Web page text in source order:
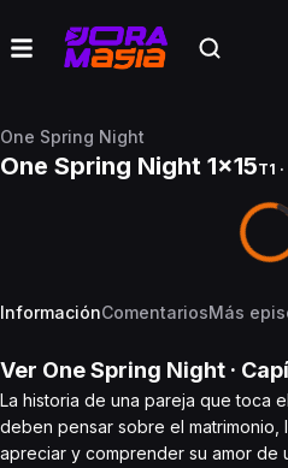
One Spring Night
One Spring Night 1x15T1
InformaciónComentariosMás
Ver One Spring Night ·
La historia de una pareja que toca
deben pensar sobre el matrimonio,
apreciar y comprender su amor de